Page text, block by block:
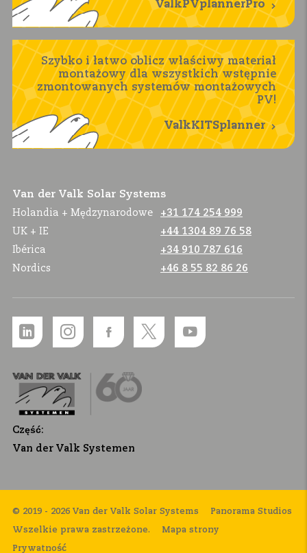
ValkPVplannerPro
Szybko i łatwo oblicz właściwy materiał
montażowy dla wszystkich wstępnie
zmontowanych systemów montażowych
PV!
ValkKITSplanner
Van der Valk Solar Systems
Holandia + Mędzynarodowe
+31 174 254 999
UK + IE
+44 1304 89 76 58
Ibérica
+34 910 787 616
Nordics
+46 8 55 82 86 26
Część:
Van der Valk Systemen
© 2019 - 2026 Van der Valk Solar Systems
Wszelkie prawa zastrzeżone. Mapa strony
Prywatność
Panorama Studios